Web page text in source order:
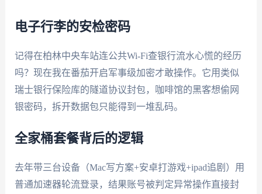
电子行李的安检密码
记得在柏林中央车站连公共Wi-Fi查银行流水心慌的经历
吗？现在我在番茄开启军事级加密才敢操作。它用类似
瑞士银行保险库的隧道协议封包，咖啡馆的黑客想偷网
银密码，拆开数据包只能得到一堆乱码。
全家桶套餐背后的逻辑
去年带三台设备（Mac写方案+安卓打游戏+ipad追剧）用
普通加速器轮流登录，结果账号被判定异常操作直接封